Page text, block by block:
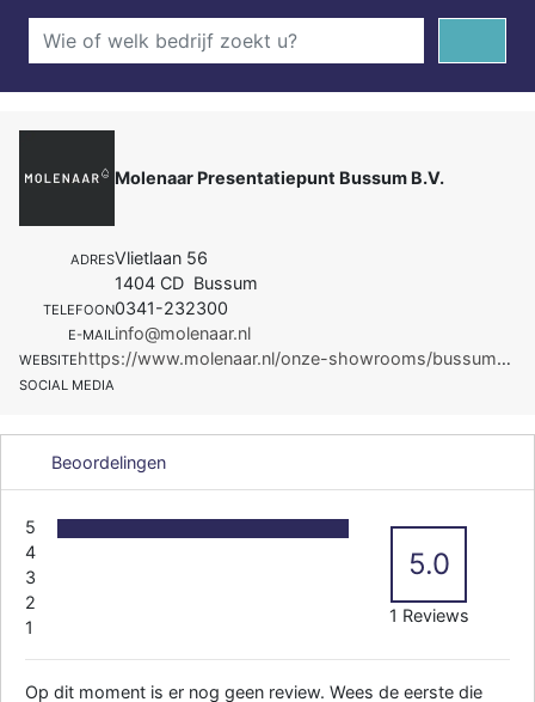
Molenaar Presentatiepunt Bussum B.V.
ADRESVlietlaan 56
1404 CD Bussum
TELEFOON0341-232300
E-MAILinfo@molenaar.nl
WEBSITE https://www.molenaar.nl/onze-showrooms/bussum?act_medium=cpc&act_source=google&act_campaign=S_B_NL_M
SOCIAL MEDIA
Beoordelingen
5
4
3
2
1
5.0
1 Reviews
Op dit moment is er nog geen review. Wees de eerste die